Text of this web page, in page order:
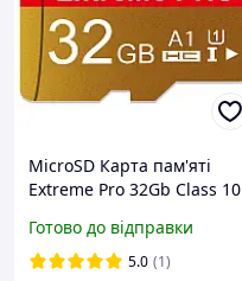
MicroSD Карта пам'яті
Extreme Pro 32Gb Class 10
Готово до відправки
5.0 (1)